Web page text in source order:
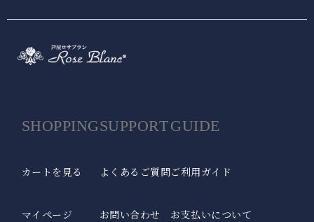
SHOPPING
カートを見る
マイページ
SUPPORT
よくあるご質問
お問い合わせ
GUIDE
ご利用ガイド
お支払いについて